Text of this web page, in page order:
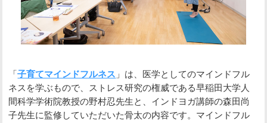
「子育てマインドフルネス 」は、医学としてのマインドフル
ネスを学ぶもので、ストレス研究の権威である早稲田大学人
間科学学術院教授の野村忍先生と、インドヨガ講師の森田尚
子先生に監修していただいた骨太の内容です。マインドフル